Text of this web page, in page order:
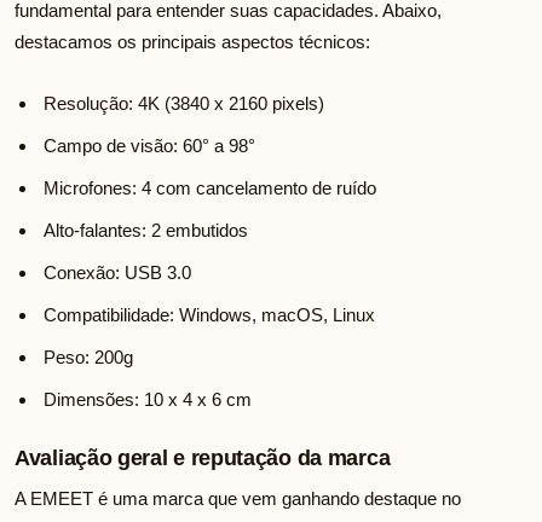
fundamental para entender suas capacidades. Abaixo,
destacamos os principais aspectos técnicos:
Resolução: 4K (3840 x 2160 pixels)
Campo de visão: 60° a 98°
Microfones: 4 com cancelamento de ruído
Alto-falantes: 2 embutidos
Conexão: USB 3.0
Compatibilidade: Windows, macOS, Linux
Peso: 200g
Dimensões: 10 x 4 x 6 cm
Avaliação geral e reputação da marca
A EMEET é uma marca que vem ganhando destaque no